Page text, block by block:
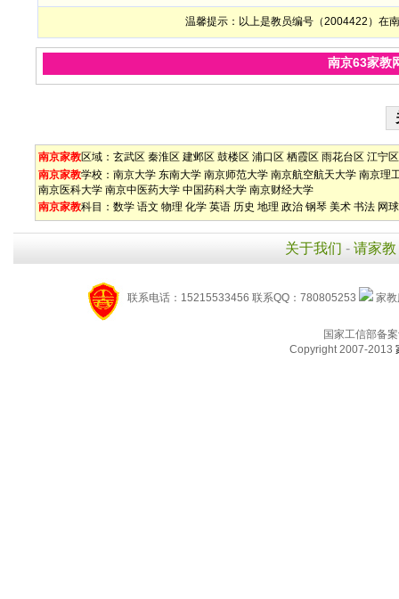
温馨提示：以上是教员编号（2004422）在
南京63家教
南京家教区域： 玄武区 秦淮区 建邺区 鼓楼区 浦口区 栖霞区 雨花台区 江宁区
南京家教学校： 南京大学 东南大学 南京师范大学 南京航空航天大学 南京理
南京医科大学 南京中医药大学 中国药科大学 南京财经大学
南京家教科目： 数学 语文 物理 化学 英语 历史 地理 政治 钢琴 美术 书法 网球
关于我们 - 请家教
联系电话：15215533456 联系QQ：780805253 家
国家工信部备
Copyright 2007-2013